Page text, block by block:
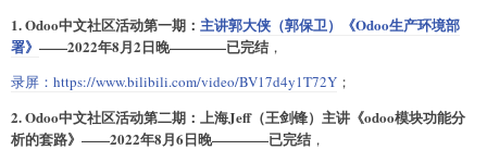
1. Odoo中文社区活动第一期： 主讲郭大侠（郭保卫）《Odoo生产环境部
署》 ——2022年8月2日晚————已完结 ，
录屏： https://www.bilibili.com/video/BV17d4y1T72Y ；
2. Odoo中文社区活动第二期：上海Jeff（王剑锋）主讲《odoo模块功能分
析的套路》——2022年8月6日晚————已完结 ，